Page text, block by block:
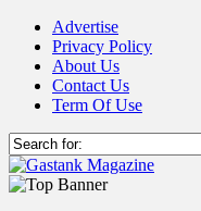
Advertise
Privacy Policy
About Us
Contact Us
Term Of Use